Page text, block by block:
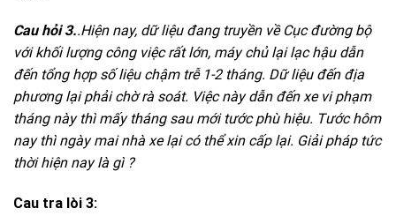
Cau hỏi 3..Hiện nay, dữ liệu đang truyền về Cục đường bộ
với khối lượng công việc rất lớn, máy chủ lại lạc hậu dẫn
đến tổng hợp số liệu chậm trễ 1-2 tháng. Dữ liệu đến địa
phương lại phải chờ rà soát. Việc này dẫn đến xe vi phạm
tháng này thì mấy tháng sau mới tước phù hiệu. Tước hôm
nay thì ngày mai nhà xe lại có thể xin cấp lại. Giải pháp tức
thời hiện nay là gì ?
Cau tra lòi 3: